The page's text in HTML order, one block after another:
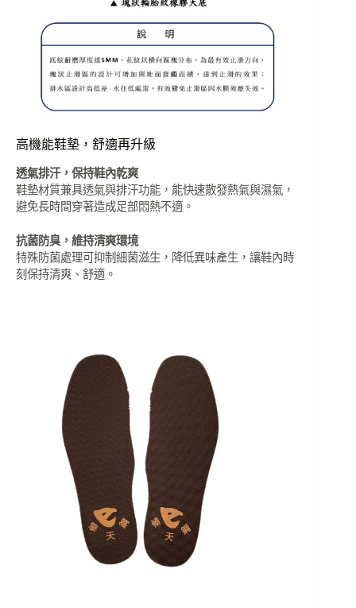
高機能鞋墊，舒適再升級
透氣排汗，保持鞋內乾爽
鞋墊材質兼具透氣與排汗功能，能快速散發熱氣與濕氣，
避免長時間穿著造成足部悶熱不適。
抗菌防臭，維持清爽環境
特殊防菌處理可抑制細菌滋生，降低異味產生，讓鞋內時
刻保持清爽、舒適。